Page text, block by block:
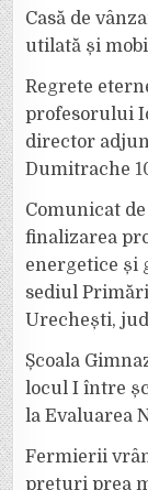
Casă de
utilată și
Regrete
profesorului
director
Dumitrache
Comunicat
finalizarea
energetice și
sediul
Urechești,
Școala
locul I între
la Evaluarea
Fermierii
prețuri prea